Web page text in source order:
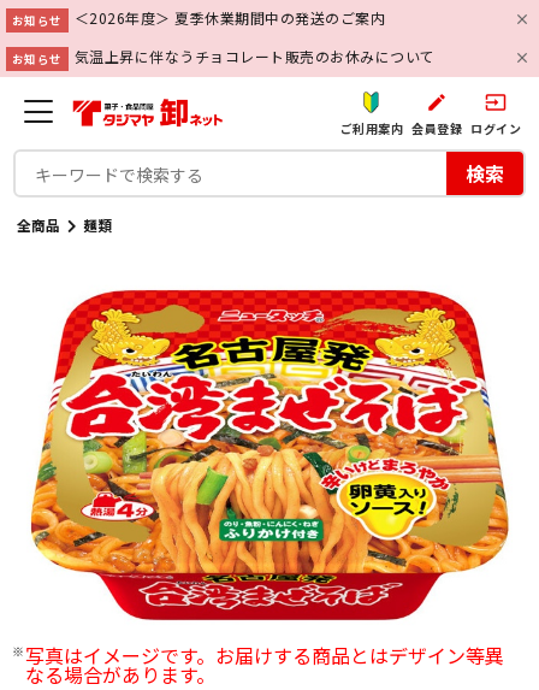
お知らせ ＜2026年度＞ 夏季休業期間中の発送のご案内
お知らせ 気温上昇に伴なうチョコレート販売のお休みについて
ご利用案内
create
会員登録
input
ログイン
検索
全商品 麺類
写真はイメージです。お届けする商品とはデザイン等異
なる場合があります。